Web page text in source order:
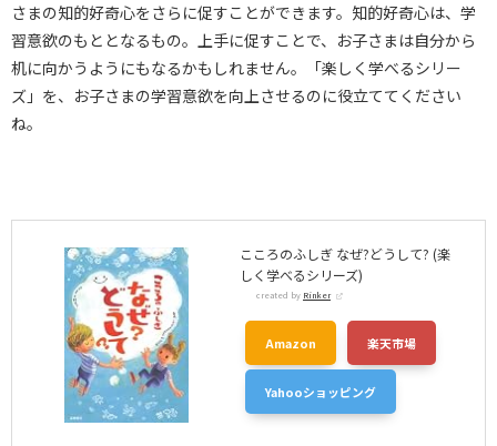
さまの知的好奇心をさらに促すことができます。知的好奇心は、学
習意欲のもととなるもの。上手に促すことで、お子さまは自分から
机に向かうようにもなるかもしれません。「楽しく学べるシリー
ズ」を、お子さまの学習意欲を向上させるのに役立ててください
ね。
こころのふしぎ なぜ?どうして? (楽
しく学べるシリーズ)
created by Rinker
Amazon 楽天市場
Yahooショッピング